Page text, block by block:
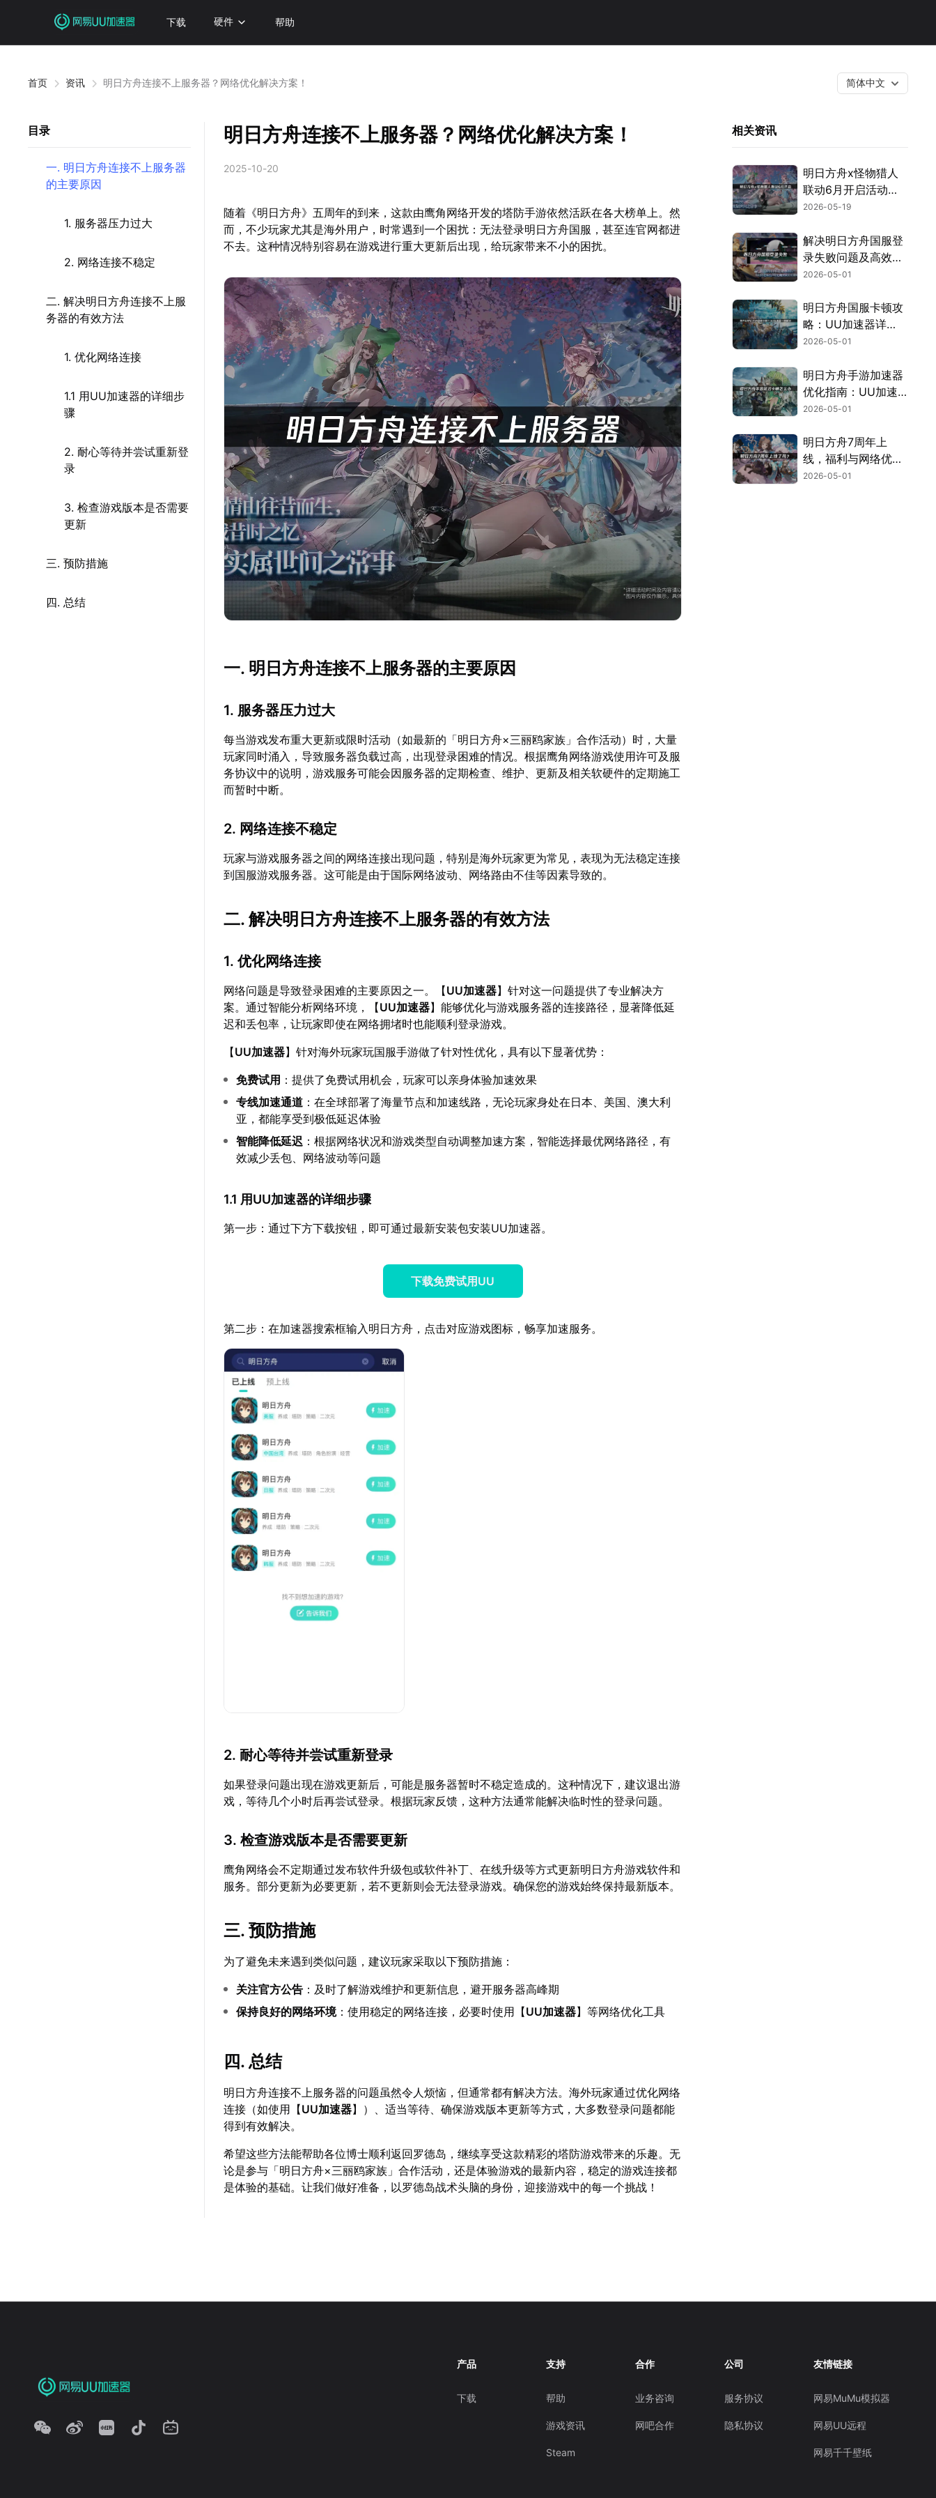
下载 硬件 帮助
首页 资讯 明日方舟连接不上服务器？网络优化解决方案！ 简体中文
目录
一. 明日方舟连接不上服务器
的主要原因
1. 服务器压力过大
2. 网络连接不稳定
二. 解决明日方舟连接不上服
务器的有效方法
1. 优化网络连接
1.1 用UU加速器的详细步
骤
2. 耐心等待并尝试重新登
录
3. 检查游戏版本是否需要
更新
三. 预防措施
四. 总结
明日方舟连接不上服务器？网络优化解决方案！
2025-10-20
随着《明日方舟》五周年的到来，这款由鹰角网络开发的塔防手游依然活跃在各大榜单上。然
而，不少玩家尤其是海外用户，时常遇到一个困扰：无法登录明日方舟国服，甚至连官网都进
不去。这种情况特别容易在游戏进行重大更新后出现，给玩家带来不小的困扰。
一. 明日方舟连接不上服务器的主要原因
1. 服务器压力过大
每当游戏发布重大更新或限时活动（如最新的「明日方舟×三丽鸥家族」合作活动）时，大量
玩家同时涌入，导致服务器负载过高，出现登录困难的情况。根据鹰角网络游戏使用许可及服
务协议中的说明，游戏服务可能会因服务器的定期检查、维护、更新及相关软硬件的定期施工
而暂时中断。
2. 网络连接不稳定
玩家与游戏服务器之间的网络连接出现问题，特别是海外玩家更为常见，表现为无法稳定连接
到国服游戏服务器。这可能是由于国际网络波动、网络路由不佳等因素导致的。
二. 解决明日方舟连接不上服务器的有效方法
1. 优化网络连接
网络问题是导致登录困难的主要原因之一。【UU加速器】针对这一问题提供了专业解决方
案。通过智能分析网络环境，【UU加速器】能够优化与游戏服务器的连接路径，显著降低延
迟和丢包率，让玩家即使在网络拥堵时也能顺利登录游戏。
【UU加速器】针对海外玩家玩国服手游做了针对性优化，具有以下显著优势：
免费试用 ：提供了免费试用机会，玩家可以亲身体验加速效果
专线加速通道 ：在全球部署了海量节点和加速线路，无论玩家身处在日本、美国、澳大利
亚，都能享受到极低延迟体验
智能降低延迟 ：根据网络状况和游戏类型自动调整加速方案，智能选择最优网络路径，有
效减少丢包、网络波动等问题
1.1 用UU加速器的详细步骤
第一步：通过下方下载按钮，即可通过最新安装包安装UU加速器。
下载免费试用UU
第二步：在加速器搜索框输入明日方舟，点击对应游戏图标，畅享加速服务。
2. 耐心等待并尝试重新登录
如果登录问题出现在游戏更新后，可能是服务器暂时不稳定造成的。这种情况下，建议退出游
戏，等待几个小时后再尝试登录。根据玩家反馈，这种方法通常能解决临时性的登录问题。
3. 检查游戏版本是否需要更新
鹰角网络会不定期通过发布软件升级包或软件补丁、在线升级等方式更新明日方舟游戏软件和
服务。部分更新为必要更新，若不更新则会无法登录游戏。确保您的游戏始终保持最新版本。
三. 预防措施
为了避免未来遇到类似问题，建议玩家采取以下预防措施：
关注官方公告 ：及时了解游戏维护和更新信息，避开服务器高峰期
保持良好的网络环境：使用稳定的网络连接，必要时使用【UU加速器】等网络优化工具
四. 总结
明日方舟连接不上服务器的问题虽然令人烦恼，但通常都有解决方法。海外玩家通过优化网络
连接（如使用【UU加速器】）、适当等待、确保游戏版本更新等方式，大多数登录问题都能
得到有效解决。
希望这些方法能帮助各位博士顺利返回罗德岛，继续享受这款精彩的塔防游戏带来的乐趣。无
论是参与「明日方舟×三丽鸥家族」合作活动，还是体验游戏的最新内容，稳定的游戏连接都
是体验的基础。让我们做好准备，以罗德岛战术头脑的身份，迎接游戏中的每一个挑战！
相关资讯
明日方舟x怪物猎人
联动6月开启活动与
网络优化攻略！
2026-05-19
解决明日方舟国服登
录失败问题及高效优
化建议！
2026-05-01
明日方舟国服卡顿攻
略：UU加速器详
解！
2026-05-01
明日方舟手游加速器
优化指南：UU加速
器全解析！
2026-05-01
明日方舟7周年上
线，福利与网络优化
全解析！
2026-05-01
产品
下载
支持
帮助
游戏资讯
Steam
合作
业务咨询
网吧合作
公司
服务协议
隐私协议
友情链接
网易MuMu模拟器
网易UU远程
网易千千壁纸